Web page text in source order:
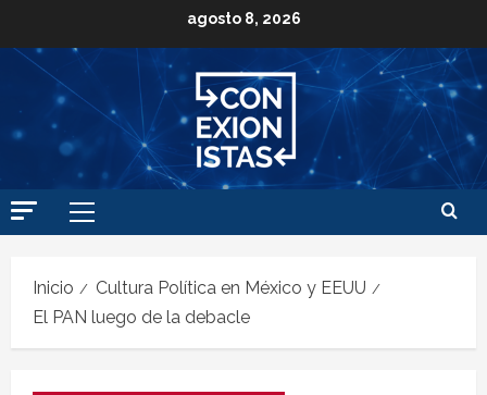
agosto 8, 2026
Inicio
Cultura Política en México y EEUU
El PAN luego de la debacle